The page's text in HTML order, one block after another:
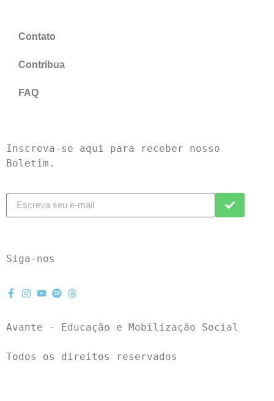
Contato
Contribua
FAQ
Inscreva-se aqui para receber nosso
Boletim.
Siga-nos
Avante - Educação e Mobilização Social
Todos os direitos reservados